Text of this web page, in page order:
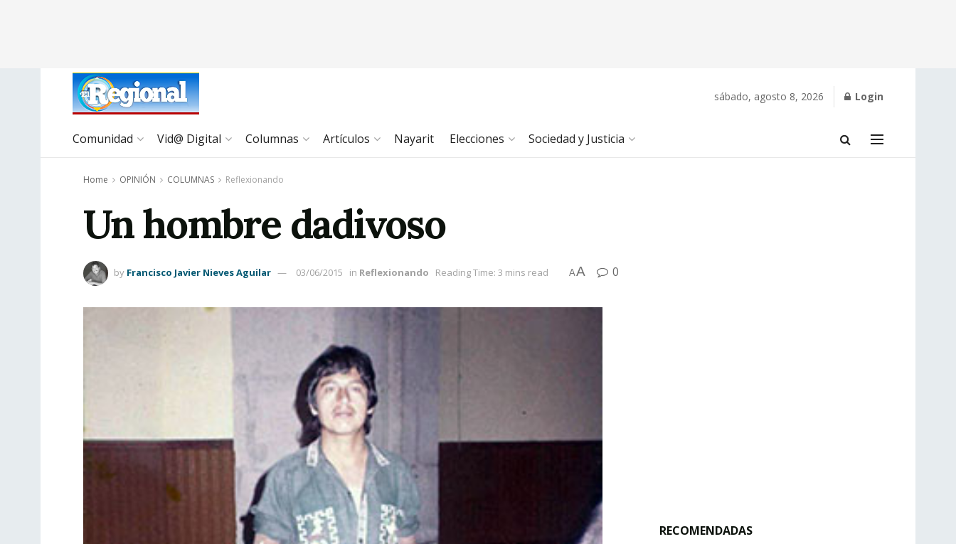
sábado, agosto 8, 2026 Login
Comunidad Vid@ Digital Columnas Artículos Nayarit Elecciones Sociedad y Justicia
Home OPINIÓN COLUMNAS Reflexionando
Un hombre dadivoso
by Francisco Javier Nieves Aguilar 03/06/2015 in Reflexionando Reading Time: 3 mins read AA 0
RECOMENDADAS